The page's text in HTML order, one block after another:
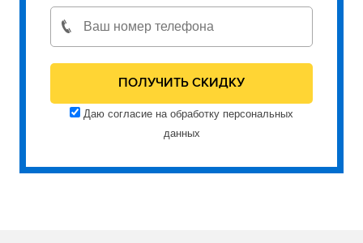
Даю согласие на обработку персональных
данных